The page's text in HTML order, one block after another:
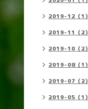
2019-12（1）
2019-11（2）
2019-10（2）
2019-08（1）
2019-07（2）
2019-05（1）